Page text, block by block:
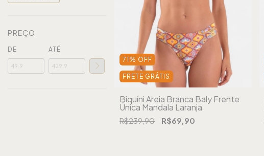
PREÇO
DE ATÉ
71 % OFF
FRETE GRÁTIS
Biquíni Areia Branca Baly Frente
Única Mandala Laranja
R$239,90 R$69,90